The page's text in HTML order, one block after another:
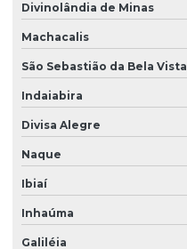
Divinolândia de Minas
Machacalis
São Sebastião da Bela Vista
Indaiabira
Divisa Alegre
Naque
Ibiaí
Inhaúma
Galiléia